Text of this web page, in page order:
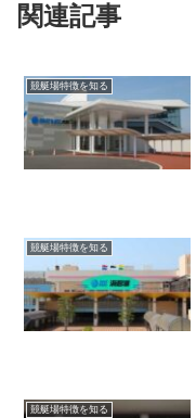
関連記事
競艇場特徴を知る
競艇場特徴を知る
競艇場特徴を知る